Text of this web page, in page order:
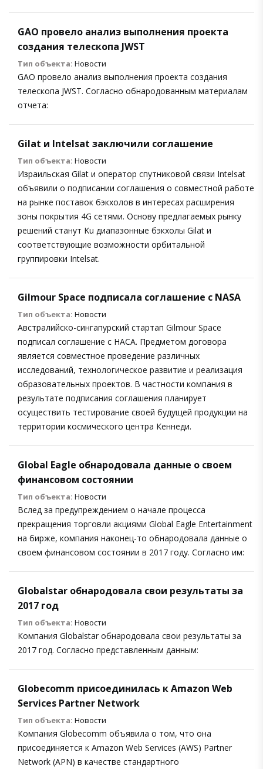
GAO провело анализ выполнения проекта
создания телескопа JWST
Тип объекта: Новости
GAO провело анализ выполнения проекта создания
телескопа JWST. Согласно обнародованным материалам
отчета:
Gilat и Intelsat заключили соглашение
Тип объекта: Новости
Израильская Gilat и оператор спутниковой связи Intelsat
объявили о подписании соглашения о совместной работе
на рынке поставок бэкхолов в интересах расширения
зоны покрытия 4G сетями. Основу предлагаемых рынку
решений станут Ku диапазонные бэкхолы Gilat и
соответствующие возможности орбитальной
группировки Intelsat.
Gilmour Space подписала соглашение с NASA
Тип объекта: Новости
Австралийско-сингапурский стартап Gilmour Space
подписал соглашение с НАСА. Предметом договора
является совместное проведение различных
исследований, технологическое развитие и реализация
образовательных проектов. В частности компания в
результате подписания соглашения планирует
осуществить тестирование своей будущей продукции на
территории космического центра Кеннеди.
Global Eagle обнародовала данные о своем
финансовом состоянии
Тип объекта: Новости
Вслед за предупреждением о начале процесса
прекращения торговли акциями Global Eagle Entertainment
на бирже, компания наконец-то обнародовала данные о
своем финансовом состоянии в 2017 году. Согласно им:
Globalstar обнародовала свои результаты за
2017 год
Тип объекта: Новости
Компания Globalstar обнародовала свои результаты за
2017 год. Согласно представленным данным:
Globecomm присоединилась к Amazon Web
Services Partner Network
Тип объекта: Новости
Компания Globecomm объявила о том, что она
присоединяется к Amazon Web Services (AWS) Partner
Network (APN) в качестве стандартного